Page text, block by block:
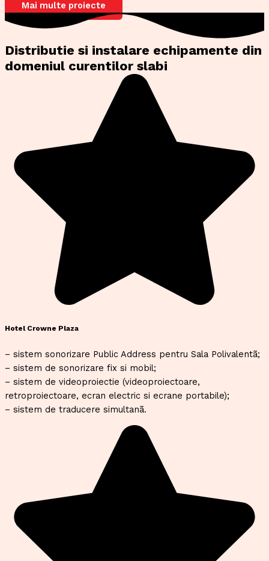
Mai multe proiecte
Distributie si instalare echipamente din
domeniul curentilor slabi
Hotel Crowne Plaza
– sistem sonorizare Public Address pentru Sala Polivalentã;
– sistem de sonorizare fix si mobil;
– sistem de videoproiectie (videoproiectoare,
retroproiectoare, ecran electric si ecrane portabile);
– sistem de traducere simultanã.